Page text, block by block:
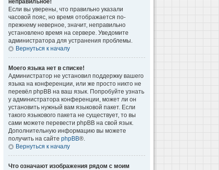
неправильное!
Если вы уверены, что правильно указали
часовой пояс, но время отображается по-
прежнему неверное, значит, неправильно
установлено время на сервере. Уведомите
администратора для устранения проблемы.
Вернуться к началу
Моего языка нет в списке!
Администратор не установил поддержку вашего
языка на конференции, или же просто никто не
перевёл phpBB на ваш язык. Попробуйте узнать
у администратора конференции, может ли он
установить нужный вам языковой пакет. Если
такого языкового пакета не существует, то вы
сами можете перевести phpBB на свой язык.
Дополнительную информацию вы можете
получить на сайте phpBB®.
Вернуться к началу
Что означают изображения рядом с моим